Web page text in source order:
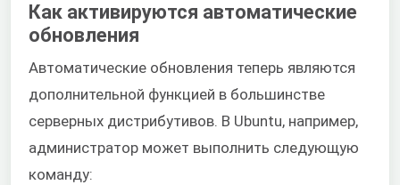
Как активируются автоматические
обновления
Автоматические обновления теперь являются
дополнительной функцией в большинстве
серверных дистрибутивов. В Ubuntu, например,
администратор может выполнить следующую
команду: